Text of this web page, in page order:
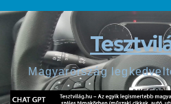
Skip
content
Magyarország